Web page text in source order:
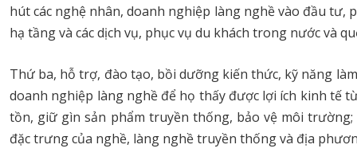
hút các nghệ nhân, doanh nghiệp làng nghề vào đầu tư,
hạ tầng và các dịch vụ, phục vụ du khách trong nước và
Thứ ba, hỗ trợ, đào tạo, bồi dưỡng kiến thức, kỹ năng
doanh nghiệp làng nghề để họ thấy được lợi ích kinh tế
tồn, giữ gìn sản phẩm truyền thống, bảo vệ môi
đặc trưng của nghề, làng nghề truyền thống và địa